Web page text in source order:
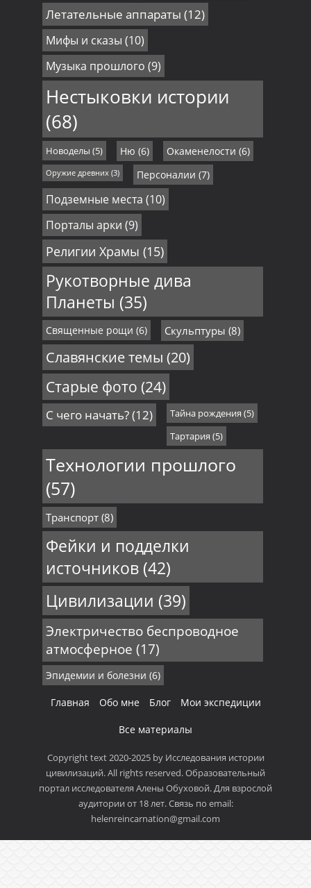
Летательные аппараты (12)
Мифы и сказы (10)
Музыка прошлого (9)
Нестыковки истории
(68)
Новоделы (5) Ню (6) Окаменелости (6)
Оружие древних(3) Персоналии (7)
Подземные места (10)
Порталы арки (9)
Религии Храмы (15)
Рукотворные дива
Планеты (35)
Священные рощи (6) Скульптуры (8)
Славянские темы (20)
Старые фото (24)
С чего начать?(12) Тайна рождения (5)
Тартария (5)
Технологии прошлого
(57)
Транспорт(8)
Фейки и подделки
источников(42)
Цивилизации (39)
Электричество беспроводное
атмосферное (17)
Эпидемии и болезни (6)
Главная Обо мне Блог Мои экспедиции
Все материалы
Copyright text 2020-2025 by Исследования истории
цивилизаций. All rights reserved. Образовательный
портал исследователя Алены Обуховой. Для взрослой
аудитории от 18 лет. Связь по email:
helenreincarnation@gmail.com